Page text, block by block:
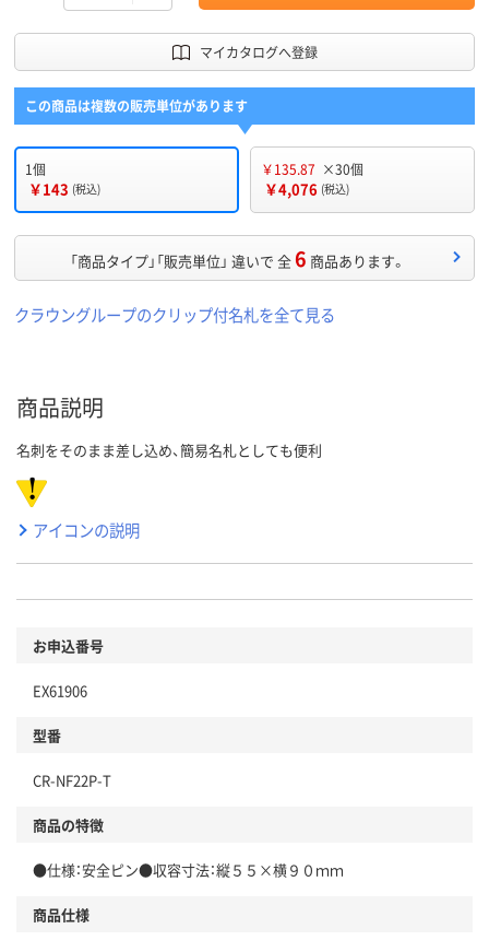
マイカタログへ登録
この商品は複数の販売単位があります
1個
￥143 (税込)
￥135.87 ×30個
￥4,076 (税込)
「商品タイプ」「販売単位」 違いで 全6 商品あります。
クラウングループのクリップ付名札を全て見る
商品説明
名刺をそのまま差し込め、簡易名札としても便利
アイコンの説明
お申込番号
EX61906
型番
CR-NF22P-T
商品の特徴
●仕様：安全ピン●収容寸法：縦５５×横９０ｍｍ
商品仕様